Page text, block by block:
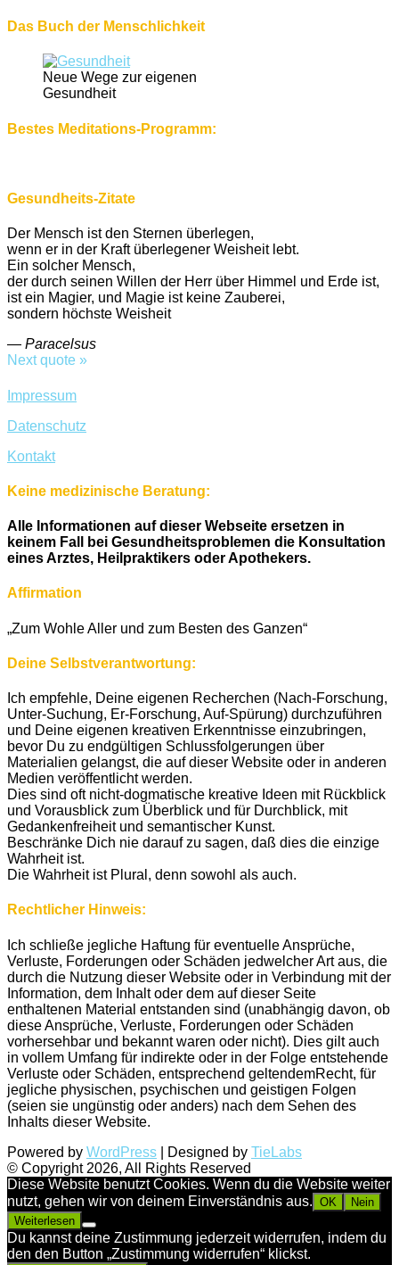
Das Buch der Menschlichkeit
Neue Wege zur eigenen
Gesundheit
Bestes Meditations-Programm:
Gesundheits-Zitate
Der Mensch ist den Sternen überlegen,
wenn er in der Kraft überlegener Weisheit lebt.
Ein solcher Mensch,
der durch seinen Willen der Herr über Himmel und Erde ist,
ist ein Magier, und Magie ist keine Zauberei,
sondern höchste Weisheit
— Paracelsus
Next quote »
Impressum
Datenschutz
Kontakt
Keine medizinische Beratung:
Alle Informationen auf dieser Webseite ersetzen in
keinem Fall bei Gesundheitsproblemen die Konsultation
eines Arztes, Heilpraktikers oder Apothekers.
Affirmation
„Zum Wohle Aller und zum Besten des Ganzen“
Deine Selbstverantwortung:
Ich empfehle, Deine eigenen Recherchen (Nach-Forschung,
Unter-Suchung, Er-Forschung, Auf-Spürung) durchzuführen
und Deine eigenen kreativen Erkenntnisse einzubringen,
bevor Du zu endgültigen Schlussfolgerungen über
Materialien gelangst, die auf dieser Website oder in anderen
Medien veröffentlicht werden.
Dies sind oft nicht-dogmatische kreative Ideen mit Rückblick
und Vorausblick zum Überblick und für Durchblick, mit
Gedankenfreiheit und semantischer Kunst.
Beschränke Dich nie darauf zu sagen, daß dies die einzige
Wahrheit ist.
Die Wahrheit ist Plural, denn sowohl als auch.
Rechtlicher Hinweis:
Ich schließe jegliche Haftung für eventuelle Ansprüche,
Verluste, Forderungen oder Schäden jedwelcher Art aus, die
durch die Nutzung dieser Website oder in Verbindung mit der
Information, dem Inhalt oder dem auf dieser Seite
enthaltenen Material entstanden sind (unabhängig davon, ob
diese Ansprüche, Verluste, Forderungen oder Schäden
vorhersehbar und bekannt waren oder nicht). Dies gilt auch
in vollem Umfang für indirekte oder in der Folge entstehende
Verluste oder Schäden, entsprechend geltendemRecht, für
jegliche physischen, psychischen und geistigen Folgen
(seien sie ungünstig oder anders) nach dem Sehen des
Inhalts dieser Website.
Powered by WordPress | Designed by TieLabs
© Copyright 2026, All Rights Reserved
Diese Website benutzt Cookies. Wenn du die Website weiter
nutzt, gehen wir von deinem Einverständnis aus. OK
Nein
Weiterlesen
Du kannst deine Zustimmung jederzeit widerrufen, indem du
den den Button „Zustimmung widerrufen“ klickst.